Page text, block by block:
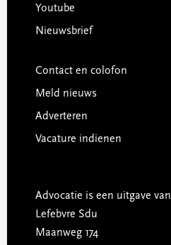
Youtube
Nieuwsbrief
Contact en colofon
Meld nieuws
Adverteren
Vacature indienen
Advocatie is een uitgave van
Lefebvre Sdu
Maanweg 174